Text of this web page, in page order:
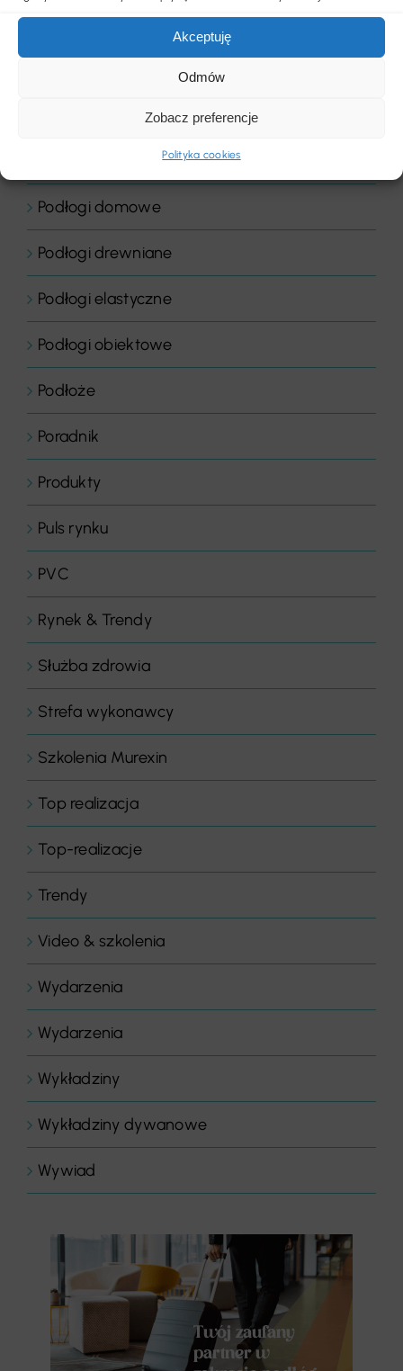
Akceptuję
Odmów
Zobacz preferencje
Polityka cookies
Placówki edukacyjne
Podłogi domowe
Podłogi drewniane
Podłogi elastyczne
Podłogi obiektowe
Podłoże
Poradnik
Produkty
Puls rynku
PVC
Rynek & Trendy
Służba zdrowia
Strefa wykonawcy
Szkolenia Murexin
Top realizacja
Top-realizacje
Trendy
Video & szkolenia
Wydarzenia
Wydarzenia
Wykładziny
Wykładziny dywanowe
Wywiad